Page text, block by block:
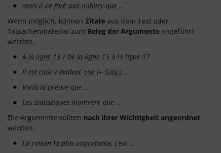
mais il ne faut pas oublier que …
Wenn möglich, können Zitate aus dem Text oder
Tatsachenmaterial zum Beleg der Argumente angeführt
werden.
À la ligne 13 / De la ligne 15 à la ligne 17
Il est clair / évident que (+ Subj.) …
Voilà la preuve que …
Les statistiques montrent que …
Die Argumente sollten nach ihrer Wichtigkeit angeordnet
werden.
La raison la plus importante, c’est …